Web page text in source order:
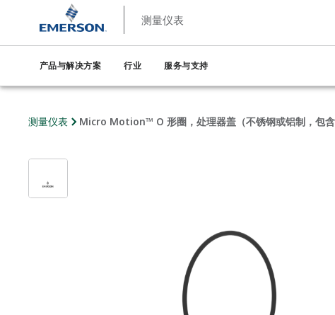
测量仪表
产品与解决方案 行业 服务与支持
测量仪表 Micro Motion™ O 形圈，处理器盖（不锈钢或铝制，包含